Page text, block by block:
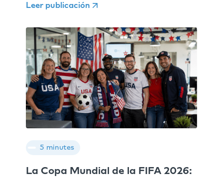
Leer publicación
5 minutes
La Copa Mundial de la FIFA 2026: